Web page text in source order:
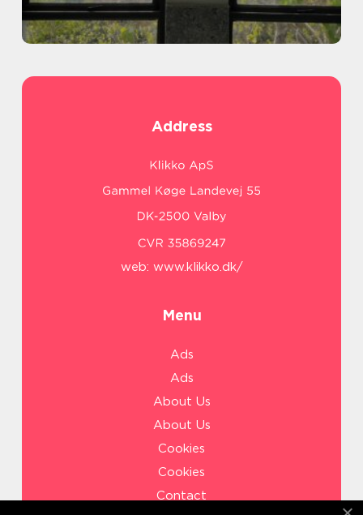
Address
web: www.klikko.dk/
Menu
Ads
Ads
About Us
About Us
Cookies
Cookies
Contact